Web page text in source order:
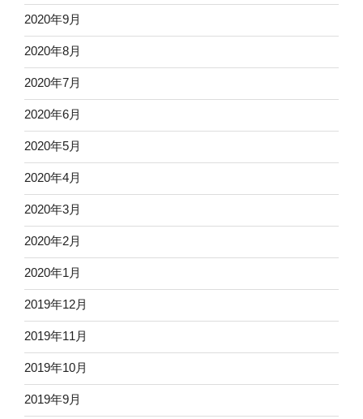
2020年9月
2020年8月
2020年7月
2020年6月
2020年5月
2020年4月
2020年3月
2020年2月
2020年1月
2019年12月
2019年11月
2019年10月
2019年9月